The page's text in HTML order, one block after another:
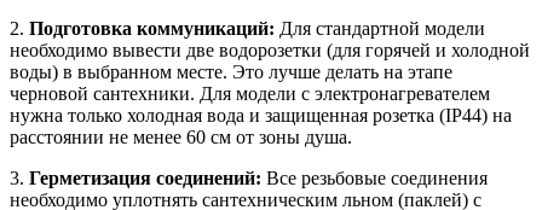
2. Подготовка коммуникаций: Для стандартной модели
необходимо вывести две водорозетки (для горячей и холодной
воды) в выбранном месте. Это лучше делать на этапе
черновой сантехники. Для модели с электронагревателем
нужна только холодная вода и защищенная розетка (IP44) на
расстоянии не менее 60 см от зоны душа.
3. Герметизация соединений: Все резьбовые соединения
необходимо уплотнять сантехническим льном (паклей) с